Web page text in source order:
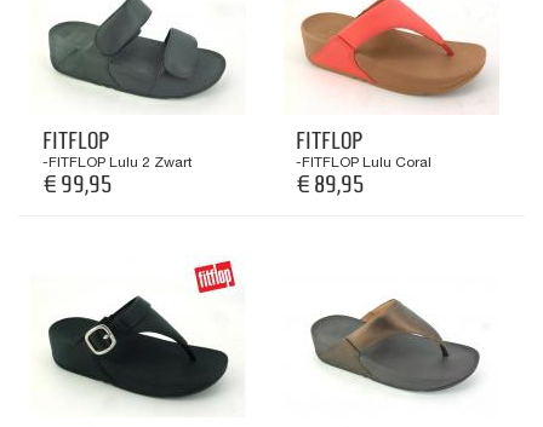
FITFLOP
-FITFLOP Lulu 2 Zwart
€ 99,95
FITFLOP
-FITFLOP Lulu Coral
€ 89,95